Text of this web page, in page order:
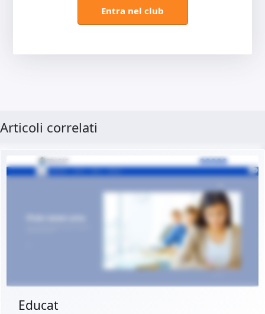
Entra nel club
Articoli correlati
Acquista €29.90
Educat